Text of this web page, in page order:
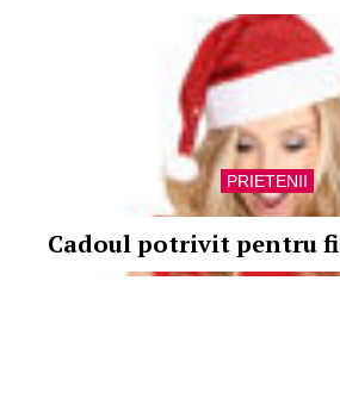
PRIETENII
Cadoul potrivit pentru